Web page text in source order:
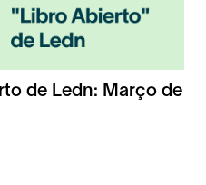
de Ledn: Março de